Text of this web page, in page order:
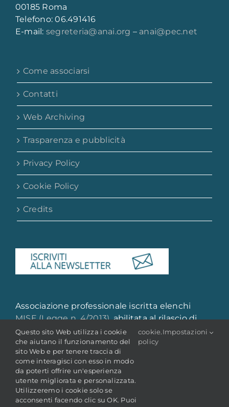
00185 Roma
Telefono: 06.491416
E-mail: segreteria@anai.org – anai@pec.net
Come associarsi
Contatti
Web Archiving
Trasparenza e pubblicità
Privacy Policy
Cookie Policy
Credits
Associazione professionale iscritta elenchi
MISE (Legge n. 4/2013), abilitata al rilascio di
attestazione di qualità e qualificazione
professionale
Questo sito Web utilizza i cookie
che aiutano il funzionamento del
sito Web e per tenere traccia di
come interagisci con esso in modo
da poterti offrire un'esperienza
utente migliorata e personalizzata.
Utilizzeremo i cookie solo se
acconsenti facendo clic su OK. Puoi
cookie
policy
.Impostazioni